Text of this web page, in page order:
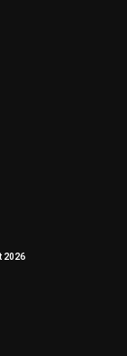
2026